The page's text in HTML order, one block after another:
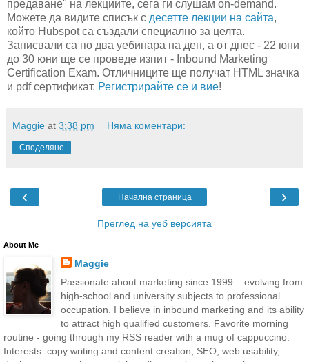
предаване" на лекциите, сега ги слушам on-demand.
Можете да видите списък с десетте лекции на сайта,
който Hubspot са създали специално за целта.
Записвали са по два уебинара на ден, а от днес - 22 юни
до 30 юни ще се проведе изпит - Inbound Marketing
Certification Exam. Отличниците ще получат HTML значка
и pdf сертификат. Регистрирайте се и вие!
Maggie at 3:38 pm Няма коментари:
Споделяне
‹ ›
Начална страница
Преглед на уеб версията
About Me
Maggie
Passionate about marketing since 1999 – evolving from
high-school and university subjects to professional
occupation. I believe in inbound marketing and its ability
to attract high qualified customers. Favorite morning
routine - going through my RSS reader with a mug of cappuccino.
Interests: copy writing and content creation, SEO, web usability,